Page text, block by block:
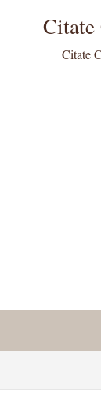
Citate
Citate